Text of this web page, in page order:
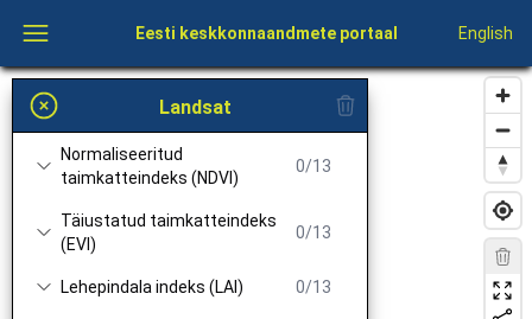
Eesti keskkonnaandmete portaal English
Landsat
Normaliseeritud
taimkatteindeks (NDVI)
0/13
Täiustatud taimkatteindeks
(EVI)
0/13
Lehepindala indeks (LAI) 0/13